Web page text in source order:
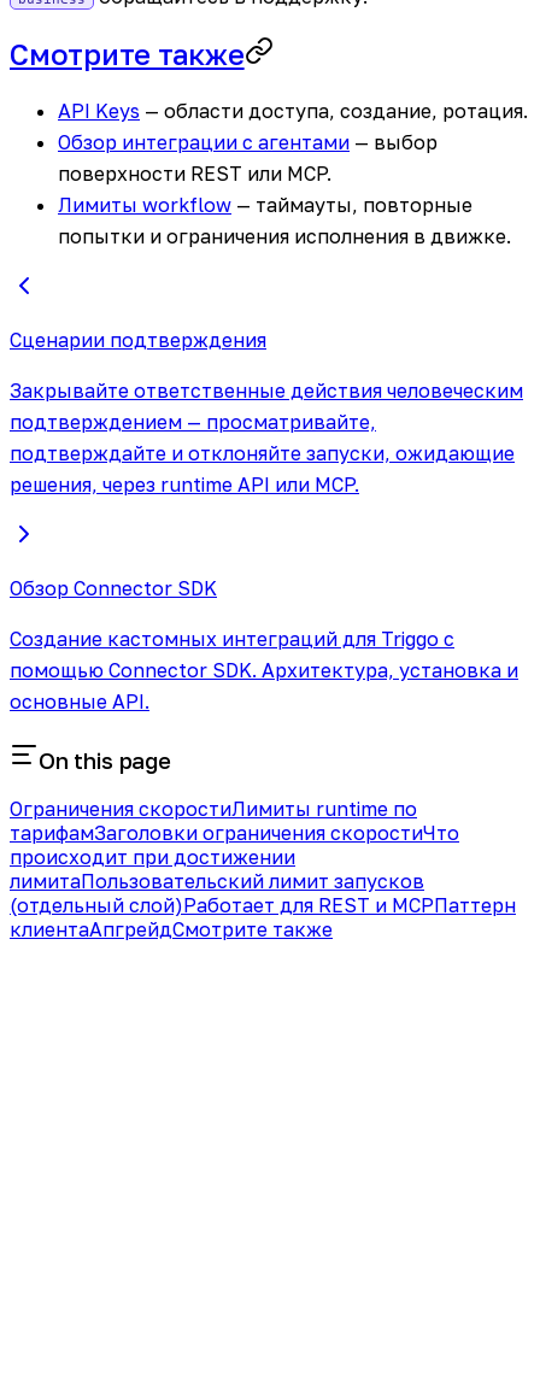
Смотрите также
API Keys — области доступа, создание, ротация.
Обзор интеграции с агентами — выбор
поверхности REST или MCP.
Лимиты workflow — таймауты, повторные
попытки и ограничения исполнения в движке.
Сценарии подтверждения
Закрывайте ответственные действия человеческим
подтверждением — просматривайте,
подтверждайте и отклоняйте запуски, ожидающие
решения, через runtime API или MCP.
Обзор Connector SDK
Создание кастомных интеграций для Triggo с
помощью Connector SDK. Архитектура, установка и
основные API.
On this page
Ограничения скоростиЛимиты runtime по
тарифамЗаголовки ограничения скоростиЧто
происходит при достижении
лимитаПользовательский лимит запусков
(отдельный слой)Работает для REST и MCPПаттерн
клиентаАпгрейдСмотрите также